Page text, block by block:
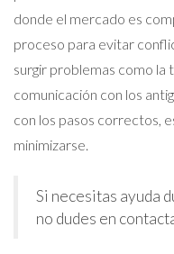
donde el mercado es
proceso para evitar
surgir problemas como la
comunicación con los
con los pasos correctos,
minimizarse.
Si necesitas ayuda
no dudes en